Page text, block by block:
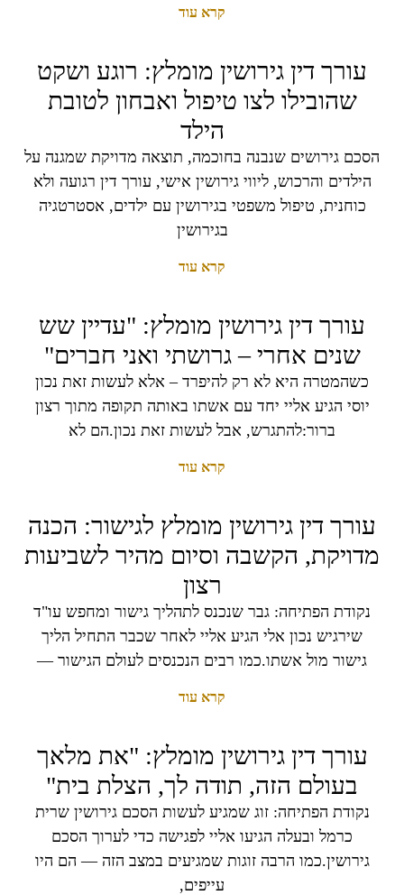
קרא עוד
עורך דין גירושין מומלץ: רוגע ושקט
שהובילו לצו טיפול ואבחון לטובת
הילד
הסכם גירושים שנבנה בחוכמה, תוצאה מדויקת שמגנה על
הילדים והרכוש, ליווי גירושין אישי, עורך דין רגועה ולא
כוחנית, טיפול משפטי בגירושין עם ילדים, אסטרטגיה
בגירושין
קרא עוד
עורך דין גירושין מומלץ: "עדיין שש
שנים אחרי – גרושתי ואני חברים"
כשהמטרה היא לא רק להיפרד – אלא לעשות זאת נכון
יוסי הגיע אליי יחד עם אשתו באותה תקופה מתוך רצון
ברור:להתגרש, אבל לעשות זאת נכון.הם לא
קרא עוד
עורך דין גירושין מומלץ לגישור: הכנה
מדויקת, הקשבה וסיום מהיר לשביעות
רצון
נקודת הפתיחה: גבר שנכנס לתהליך גישור ומחפש עו"ד
שירגיש נכון אלי הגיע אליי לאחר שכבר התחיל הליך
גישור מול אשתו.כמו רבים הנכנסים לעולם הגישור —
קרא עוד
עורך דין גירושין מומלץ: "את מלאך
בעולם הזה, תודה לך, הצלת בית"
נקודת הפתיחה: זוג שמגיע לעשות הסכם גירושין שרית
כרמל ובעלה הגיעו אליי לפגישה כדי לערוך הסכם
גירושין.כמו הרבה זוגות שמגיעים במצב הזה — הם היו
עייפים,